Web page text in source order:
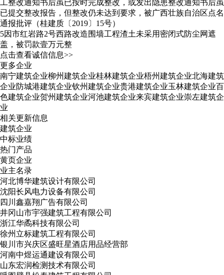
工整改通知书后虽已按时完成整改，或发出隐患整改通知书后虽
已提交整改报告，但整改仍未达到要求，被广西壮族自治区点名
通报批评（桂建质〔2019〕15号）
5因市红岩路2号西路改造围墙工程渣土未采用密闭式防尘网遮
盖，被罚款壹万元整
点击查看诚信信息>>
更多企业
南宁建筑企业柳州建筑企业桂林建筑企业梧州建筑企业北海建筑
企业防城港建筑企业钦州建筑企业贵港建筑企业玉林建筑企业百
色建筑企业贺州建筑企业河池建筑企业来宾建筑企业崇左建筑企
业
相关更新信息
建筑企业
中标业绩
热门产品
黄页企业
业主名录
河北博华建筑设计有限公司
沈阳长风电力设备有限公司
四川鑫嘉翔广告有限公司
井冈山市宇强建筑工程有限公司
浙江华矞科技有限公司
徐州立标建筑工程有限公司
银川市兴庆区盛旺星酒店用品经营部
河南中煜运通建设有限公司
山东宏润检测技术有限公司